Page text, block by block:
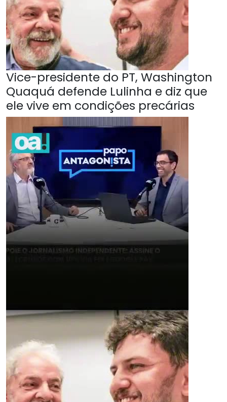
Vice-presidente do PT, Washington
Quaquá defende Lulinha e diz que
ele vive em condições precárias